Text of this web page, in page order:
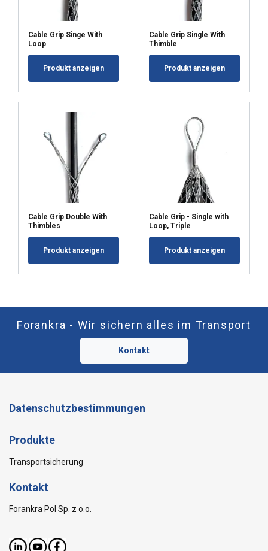
Cable Grip Singe With
Loop
Produkt anzeigen
Cable Grip Single With
Thimble
Produkt anzeigen
Cable Grip Double With
Thimbles
Produkt anzeigen
Cable Grip - Single with
Loop, Triple
Produkt anzeigen
Forankra - Wir sichern alles im Transport
Kontakt
Datenschutzbestimmungen
Produkte
Transportsicherung
Kontakt
Forankra Pol Sp. z o.o.